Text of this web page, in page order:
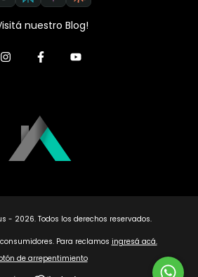
nuestro Blog!
- 2026. Todos los derechos reservados.
Para reclamos ingresá acá.
de arrepentimiento